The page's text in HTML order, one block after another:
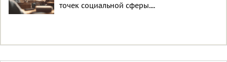
точек социальной сферы....